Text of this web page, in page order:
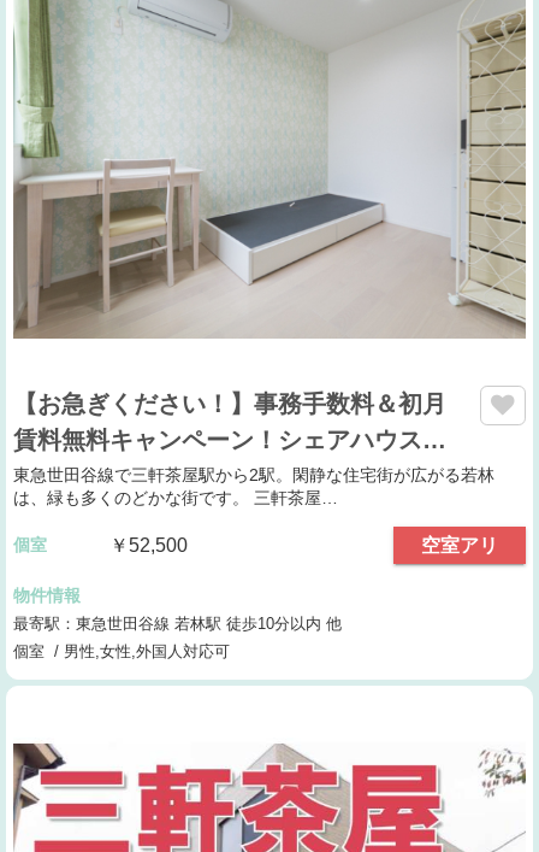
【お急ぎください！】事務手数料＆初月
賃料無料キャンペーン！シェアハウス…
東急世田谷線で三軒茶屋駅から2駅。閑静な住宅街が広がる若林
は、緑も多くのどかな街です。 三軒茶屋…
個室 ￥52,500 空室アリ
物件情報
最寄駅：東急世田谷線 若林駅 徒歩10分以内 他
個室 / 男性,女性,外国人対応可